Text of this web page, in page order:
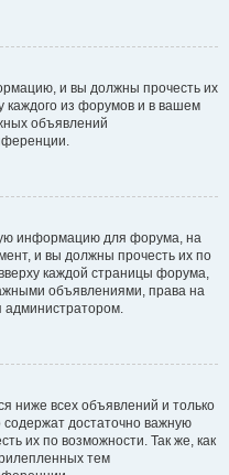
и вы должны прочесть их
каждого из форумов и в вашем
объявлений
информацию для форума, на
и вы должны прочесть их по
каждой страницы форума,
объявлениями, права на
администратором.
ниже всех объявлений и только
достаточно важную
их по возможности. Так же, как
тем